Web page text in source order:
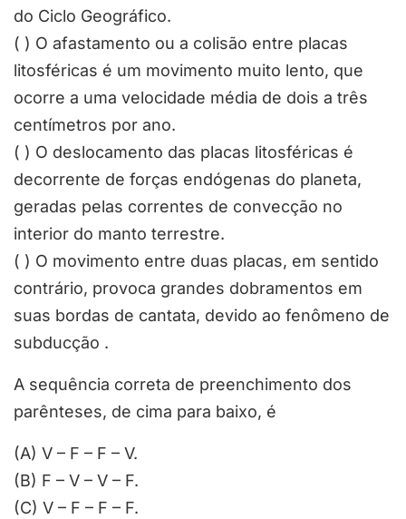
do Ciclo Geográfico.
( ) O afastamento ou a colisão entre placas
litosféricas é um movimento muito lento, que
ocorre a uma velocidade média de dois a três
centímetros por ano.
( ) O deslocamento das placas litosféricas é
decorrente de forças endógenas do planeta,
geradas pelas correntes de convecção no
interior do manto terrestre.
( ) O movimento entre duas placas, em sentido
contrário, provoca grandes dobramentos em
suas bordas de cantata, devido ao fenômeno de
subducção .
A sequência correta de preenchimento dos
parênteses, de cima para baixo, é
(A) V – F – F – V.
(B) F – V – V – F.
(C) V – F – F – F.